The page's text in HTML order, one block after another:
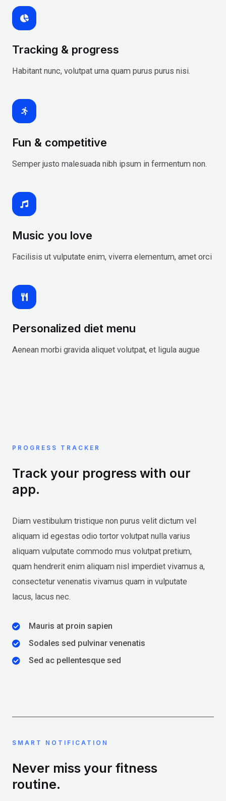
Tracking & progress
Habitant nunc, volutpat urna quam purus purus nisi.
Fun & competitive
Semper justo malesuada nibh ipsum in fermentum non.
Music you love
Facilisis ut vulputate enim, viverra elementum, amet orci
Personalized diet menu
Aenean morbi gravida aliquet volutpat, et ligula augue
PROGRESS TRACKER
Track your progress with our
app.
Diam vestibulum tristique non purus velit dictum vel
aliquam id egestas odio tortor volutpat nulla varius
aliquam vulputate commodo mus volutpat pretium,
quam hendrerit enim aliquam nisl imperdiet vivamus a,
consectetur venenatis vivamus quam in vulputate
lacus, lacus nec.
Mauris at proin sapien
Sodales sed pulvinar venenatis
Sed ac pellentesque sed
SMART NOTIFICATION
Never miss your fitness
routine.